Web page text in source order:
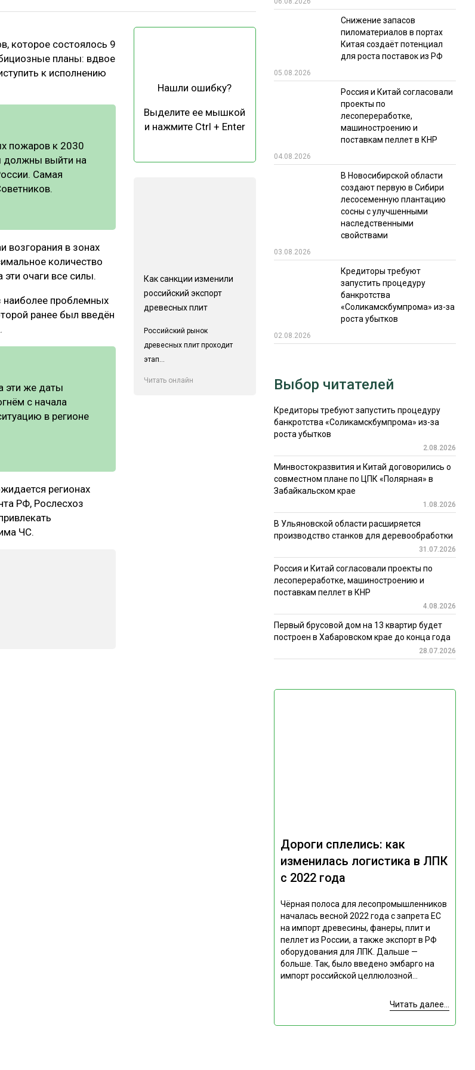
ОТРАСЛЕВАЯ ДИСКУССИЯ
ИТОГИ МЕРОПРИЯТИЙ
которое состоялось 9
планы: вдвое
к исполнению
пожаров к 2030
должны выйти на
Самая
возгорания в зонах
количество
очаги все силы.
проблемных
ранее был введён
эти же даты
с начала
в регионе
регионах
РФ, Рослесхоз
ЧС.
Нашли ошибку?
Выделите ее мышкой
и нажмите Ctrl + Enter
Как санкции изменили
российский экспорт
древесных плит
Российский рынок
древесных плит проходит
этап...
Читать онлайн
Снижение запасов
пиломатериалов в портах
Китая создаёт потенциал
для роста поставок из РФ
05.08.2026
Россия и Китай согласовали
проекты по
лесопереработке,
машиностроению и
поставкам пеллет в КНР
04.08.2026
В Новосибирской области
создают первую в Сибири
лесосеменную плантацию
сосны с улучшенными
наследственными
свойствами
03.08.2026
Кредиторы требуют
запустить процедуру
банкротства
«Соликамскбумпрома» из-за
роста убытков
02.08.2026
Дороги сплелись: как
изменилась логистика в ЛПК
с 2022 года
Чёрная полоса для лесопромышленников
началась весной 2022 года с запрета ЕС
на импорт древесины, фанеры, плит и
пеллет из России, а также экспорт в РФ
оборудования для ЛПК. Дальше —
больше. Так, было введено эмбарго на
импорт российской целлюлозной...
Читать далее...
Выбор читателей
Кредиторы требуют запустить процедуру
банкротства «Соликамскбумпрома» из-за
роста убытков
2.08.2026
Минвостокразвития и Китай договорились о
совместном плане по ЦПК «Полярная» в
Забайкальском крае
1.08.2026
В Ульяновской области расширяется
производство станков для деревообработки
31.07.2026
Россия и Китай согласовали проекты по
лесопереработке, машиностроению и
поставкам пеллет в КНР
4.08.2026
Первый брусовой дом на 13 квартир будет
построен в Хабаровском крае до конца года
28.07.2026